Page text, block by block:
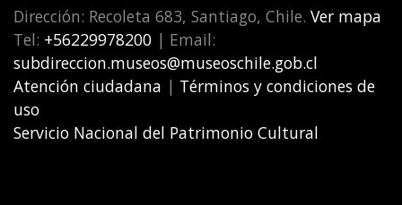
Dirección: Recoleta 683, Santiago, Chile. Ver mapa
Tel: +56229978200 | Email:
subdireccion.museos@museoschile.gob.cl
Atención ciudadana | Términos y condiciones de
uso
Servicio Nacional del Patrimonio Cultural